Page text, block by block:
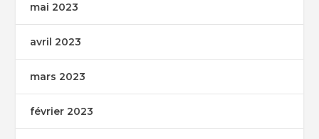
mai 2023
avril 2023
mars 2023
février 2023